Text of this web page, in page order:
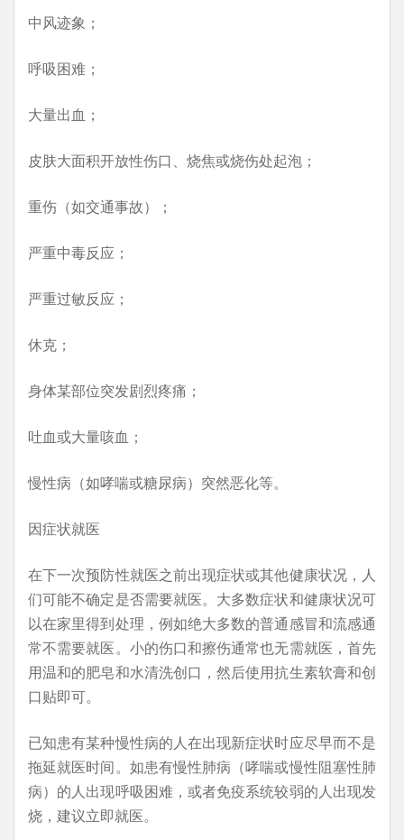
中风迹象；
呼吸困难；
大量出血；
皮肤大面积开放性伤口、烧焦或烧伤处起泡；
重伤（如交通事故）；
严重中毒反应；
严重过敏反应；
休克；
身体某部位突发剧烈疼痛；
吐血或大量咳血；
慢性病（如哮喘或糖尿病）突然恶化等。
因症状就医
在下一次预防性就医之前出现症状或其他健康状况，人
们可能不确定是否需要就医。大多数症状和健康状况可
以在家里得到处理，例如绝大多数的普通感冒和流感通
常不需要就医。小的伤口和擦伤通常也无需就医，首先
用温和的肥皂和水清洗创口，然后使用抗生素软膏和创
口贴即可。
已知患有某种慢性病的人在出现新症状时应尽早而不是
拖延就医时间。如患有慢性肺病（哮喘或慢性阻塞性肺
病）的人出现呼吸困难，或者免疫系统较弱的人出现发
烧，建议立即就医。